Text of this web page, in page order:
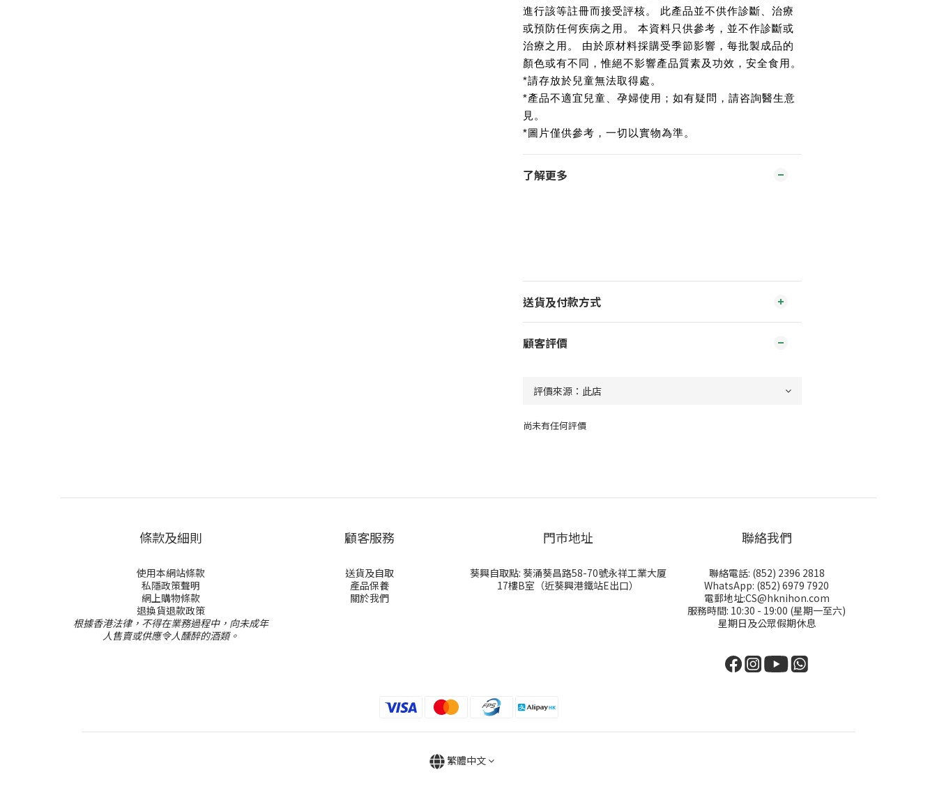
進行該等註冊而接受評核。 此產品並不供作診斷、治療
或預防任何疾病之用。 本資料只供參考，並不作診斷或
治療之用。 由於原材料採購受季節影響，每批製成品的
顏色或有不同，惟絕不影響產品質素及功效，安全食用。
*請存放於兒童無法取得處。
*產品不適宜兒童、孕婦使用；如有疑問，請咨詢醫生意
見。
*圖片僅供參考，一切以實物為準。
了解更多
送貨及付款方式
顧客評價
尚未有任何評價
條款及細則
使用本網站條款
私隱政策聲明
網上購物條款
退換貨退款政策
根據香港法律，不得在業務過程中，向未成年
人售賣或供應令人醺醉的酒類。
顧客服務
送貨及自取
產品保養
關於我們
門巿地址
葵興自取點: 葵涌葵昌路58-70號永祥工業大厦
17樓B室（近葵興港鐵站E出口）
聯絡我們
聯絡電話: (852) 2396 2818
WhatsApp: (852) 6979 7920
電郵地址:CS@hknihon.com
服務時間: 10:30 - 19:00 (星期一至六)
星期日及公眾假期休息
繁體中文